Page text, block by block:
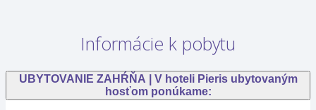
Informácie k pobytu
UBYTOVANIE ZAHŔŇA | V hoteli Pieris ubytovaným
hosťom ponúkame: